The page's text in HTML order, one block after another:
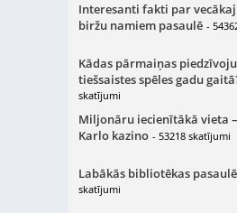
Interesanti fakti par
biržu namiem pasaulē -
Kādas pārmaiņas
tiešsaistes spēles gadu
skatījumi
Miljonāru iecienītākā vieta
Karlo kazino - 53218 skatījumi
Labākās bibliotēkas pasaulē
skatījumi